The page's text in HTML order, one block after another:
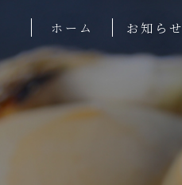
ホーム お知らせ